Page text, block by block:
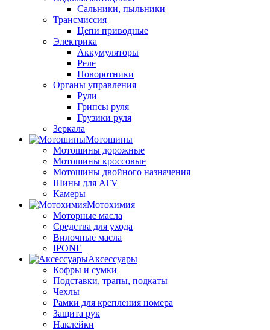
Сальники, пыльники
Трансмиссия
Цепи приводные
Электрика
Аккумуляторы
Реле
Поворотники
Органы управления
Рули
Грипсы руля
Грузики руля
Зеркала
Мотошины
Мотошины дорожные
Мотошины кроссовые
Мотошины двойного назначения
Шины для ATV
Камеры
Мотохимия
Моторные масла
Средства для ухода
Вилочные масла
IPONE
Аксессуары
Кофры и сумки
Подставки, трапы, подкаты
Чехлы
Рамки для крепления номера
Защита рук
Наклейки